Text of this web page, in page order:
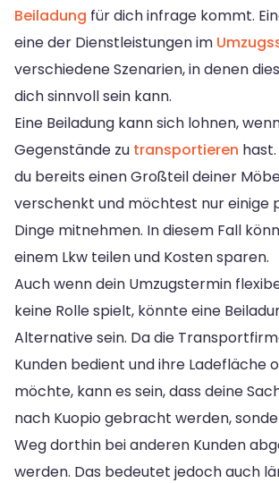
Beiladung für dich infrage kommt.
eine der Dienstleistungen im
verschiedene Szenarien, in denen
dich sinnvoll sein kann.
Eine Beiladung kann sich lohnen,
Gegenstände zu transportieren
du bereits einen Großteil deiner
verschenkt und möchtest nur einige
Dinge mitnehmen. In diesem Fall
einem Lkw teilen und Kosten sparen.
Auch wenn dein Umzugstermin
keine Rolle spielt, könnte eine
Alternative sein. Da die
Kunden bedient und ihre Ladefläche
möchte, kann es sein, dass deine
nach Kuopio gebracht werden,
Weg dorthin bei anderen Kunden
werden. Das bedeutet jedoch auch